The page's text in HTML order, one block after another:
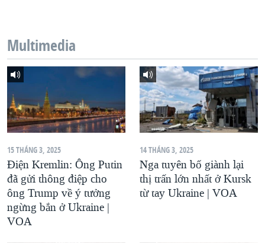
Multimedia
15 THÁNG 3, 2025
Điện Kremlin: Ông Putin
đã gửi thông điệp cho
ông Trump về ý tưởng
ngừng bắn ở Ukraine |
VOA
14 THÁNG 3, 2025
Nga tuyên bố giành lại
thị trấn lớn nhất ở Kursk
từ tay Ukraine | VOA